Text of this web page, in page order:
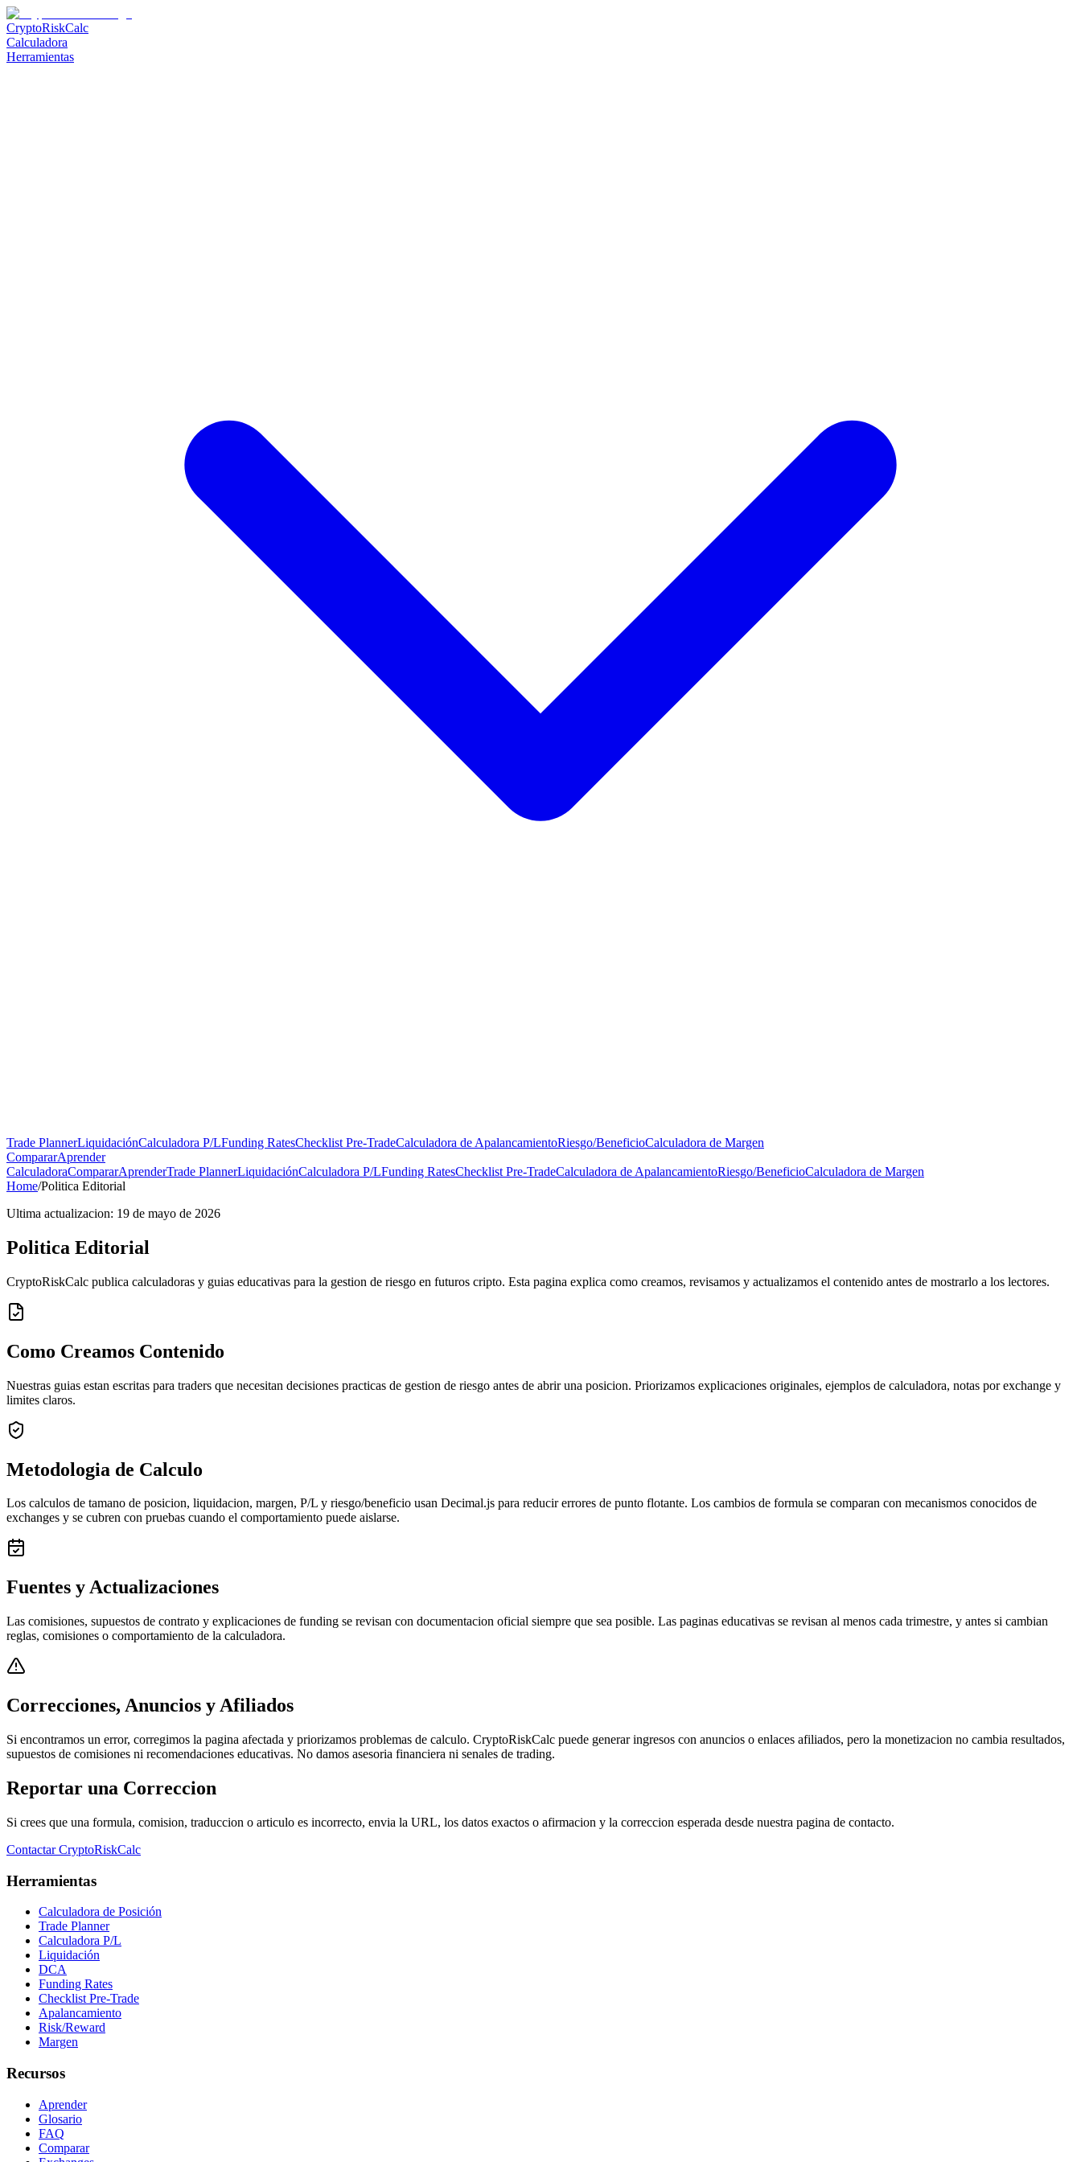
CryptoRiskCalc
Calculadora
Herramientas
Trade PlannerLiquidaciónCalculadora P/LFunding RatesChecklist Pre-TradeCalculadora de ApalancamientoRiesgo/BeneficioCalculadora de Margen
CompararAprender
CalculadoraCompararAprenderTrade PlannerLiquidaciónCalculadora P/LFunding RatesChecklist Pre-TradeCalculadora de ApalancamientoRiesgo/BeneficioCalculadora de Margen
Home/Politica Editorial
Ultima actualizacion: 19 de mayo de 2026
Politica Editorial
CryptoRiskCalc publica calculadoras y guias educativas para la gestion de riesgo en futuros cripto. Esta pagina explica como creamos, revisamos y actualizamos el contenido antes de mostrarlo a los lectores.
Como Creamos Contenido
Nuestras guias estan escritas para traders que necesitan decisiones practicas de gestion de riesgo antes de abrir una posicion. Priorizamos explicaciones originales, ejemplos de calculadora, notas por exchange y
limites claros.
Metodologia de Calculo
Los calculos de tamano de posicion, liquidacion, margen, P/L y riesgo/beneficio usan Decimal.js para reducir errores de punto flotante. Los cambios de formula se comparan con mecanismos conocidos de
exchanges y se cubren con pruebas cuando el comportamiento puede aislarse.
Fuentes y Actualizaciones
Las comisiones, supuestos de contrato y explicaciones de funding se revisan con documentacion oficial siempre que sea posible. Las paginas educativas se revisan al menos cada trimestre, y antes si cambian
reglas, comisiones o comportamiento de la calculadora.
Correcciones, Anuncios y Afiliados
Si encontramos un error, corregimos la pagina afectada y priorizamos problemas de calculo. CryptoRiskCalc puede generar ingresos con anuncios o enlaces afiliados, pero la monetizacion no cambia resultados,
supuestos de comisiones ni recomendaciones educativas. No damos asesoria financiera ni senales de trading.
Reportar una Correccion
Si crees que una formula, comision, traduccion o articulo es incorrecto, envia la URL, los datos exactos o afirmacion y la correccion esperada desde nuestra pagina de contacto.
Contactar CryptoRiskCalc
Herramientas
Calculadora de Posición
Trade Planner
Calculadora P/L
Liquidación
DCA
Funding Rates
Checklist Pre-Trade
Apalancamiento
Risk/Reward
Margen
Recursos
Aprender
Glosario
FAQ
Comparar